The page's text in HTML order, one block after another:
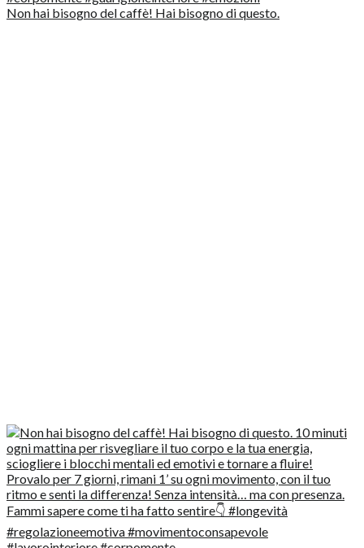
Non hai bisogno del caffè! Hai bisogno di questo.